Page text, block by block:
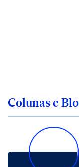
Colunas e